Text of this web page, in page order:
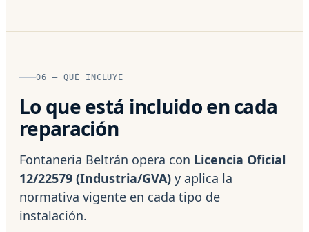
06 — QUÉ INCLUYE
Lo que está incluido en cada
reparación
Fontaneria Beltrán opera con Licencia Oficial
12/22579 (Industria/GVA) y aplica la
normativa vigente en cada tipo de
instalación.